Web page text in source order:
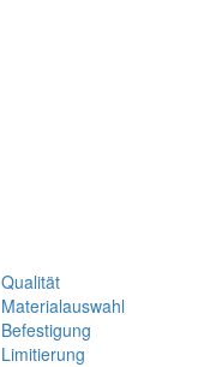
Qualität
Materialauswahl
Befestigung
Limitierung